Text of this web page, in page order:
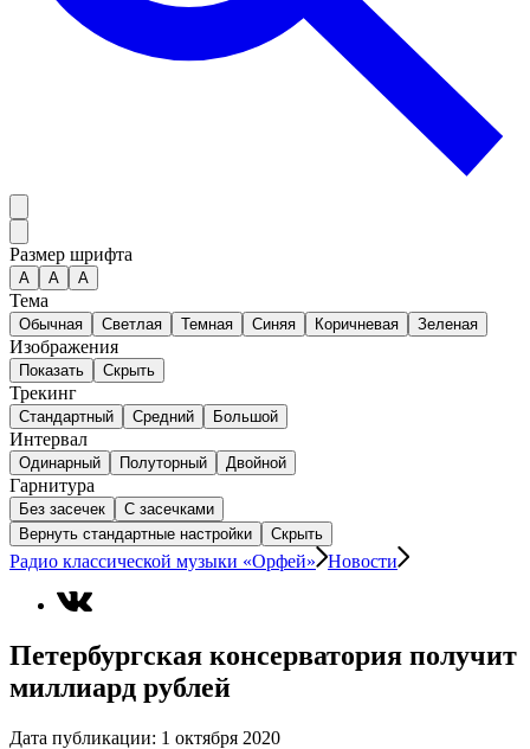
Размер шрифта
А A A
Тема
Обычная Светлая Темная Синяя Коричневая Зеленая
Изображения
Показать Скрыть
Трекинг
Стандартный Средний Большой
Интервал
Одинарный Полуторный Двойной
Гарнитура
Без засечек
С засечками
Вернуть стандартные настройки
Скрыть
Радио классической музыки «Орфей» Новости
Петербургская консерватория получит
миллиард рублей
Дата публикации: 1 октября 2020